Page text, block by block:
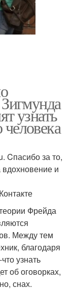
узнать
Cпасибо за то,
вдохновение и
Фрейда
Между тем
благодаря
узнать
об оговорках,
снах.